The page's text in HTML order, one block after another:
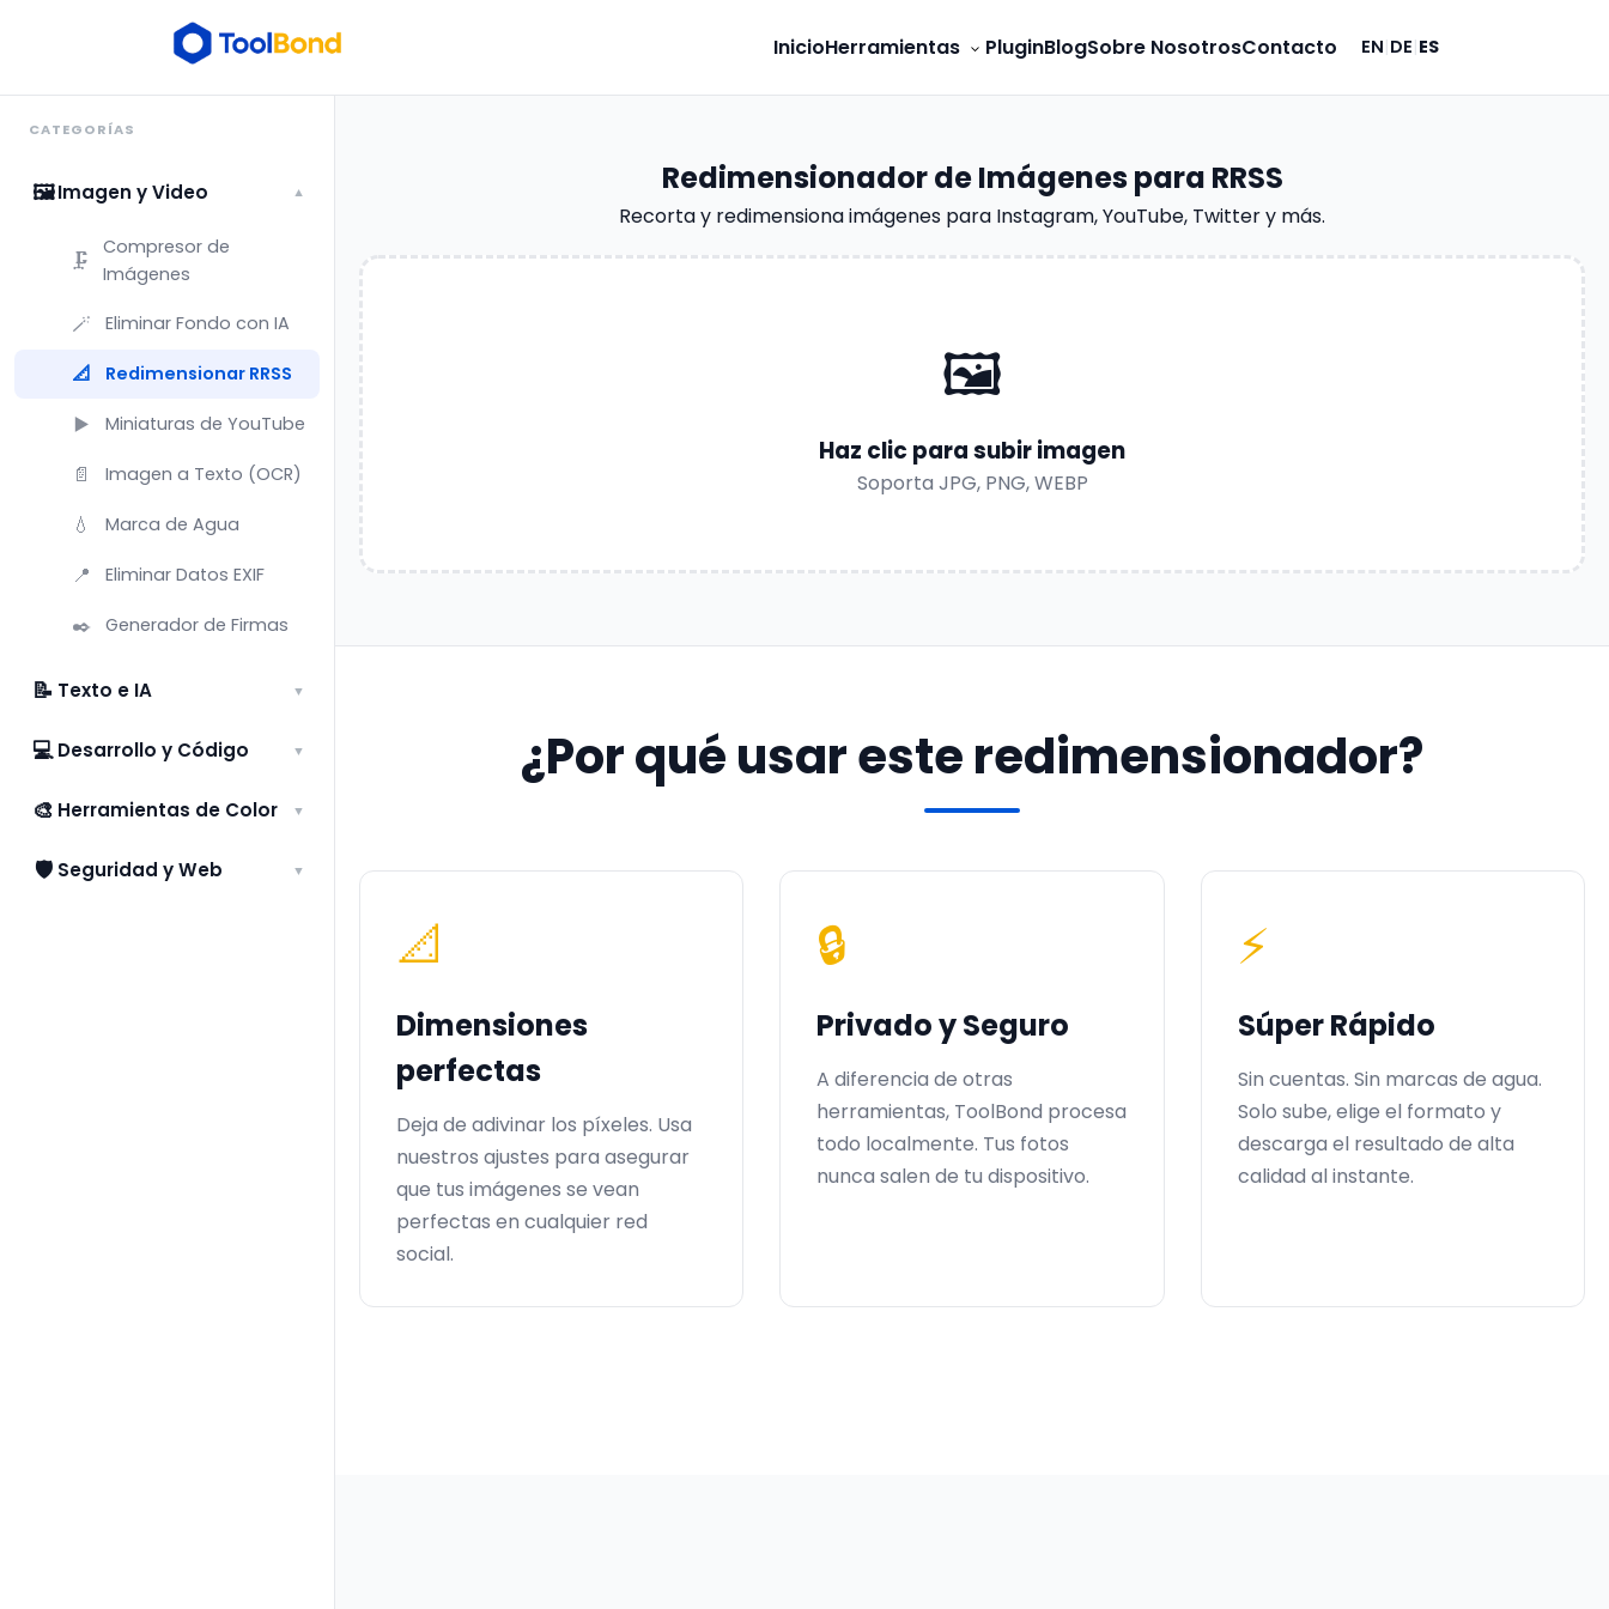
InicioHerramientas PluginBlogSobre NosotrosContacto EN|DE|ES
CATEGORÍAS
🖼️Imagen y Video ▼
🗜️
Compresor de
Imágenes
🪄 Eliminar Fondo con IA
📐 Redimensionar RRSS
▶️ Miniaturas de YouTube
📄 Imagen a Texto (OCR)
💧 Marca de Agua
📍 Eliminar Datos EXIF
✒️ Generador de Firmas
📝 Texto e IA ▼
💻Desarrollo y Código ▼
🎨 Herramientas de Color ▼
🛡️ Seguridad y Web ▼
Redimensionador de Imágenes para RRSS
Recorta y redimensiona imágenes para Instagram, YouTube, Twitter y más.
🖼️
Haz clic para subir imagen
Soporta JPG, PNG, WEBP
¿Por qué usar este redimensionador?
📐
Dimensiones
perfectas
Deja de adivinar los píxeles. Usa
nuestros ajustes para asegurar
que tus imágenes se vean
perfectas en cualquier red
social.
🔒
Privado y Seguro
A diferencia de otras
herramientas, ToolBond procesa
todo localmente. Tus fotos
nunca salen de tu dispositivo.
⚡
Súper Rápido
Sin cuentas. Sin marcas de agua.
Solo sube, elige el formato y
descarga el resultado de alta
calidad al instante.